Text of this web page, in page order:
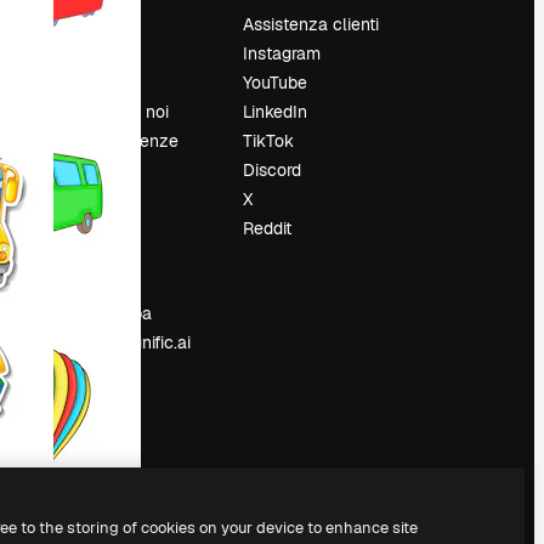
Prezzi
Lavora con noi
Cerca tendenze
Blog
Eventi
Slidesgo
Sala stampa
Cerchi magnific.ai
Assistenza clienti
Instagram
YouTube
LinkedIn
TikTok
Discord
X
Reddit
to the storing of cookies on your device to enhance site